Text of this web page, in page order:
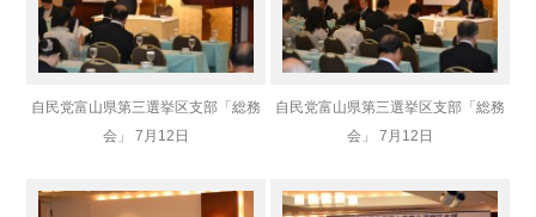
自民党富山県第三選挙区支部「総務
会」 7月12日
自民党富山県第三選挙区支部「総務
会」 7月12日